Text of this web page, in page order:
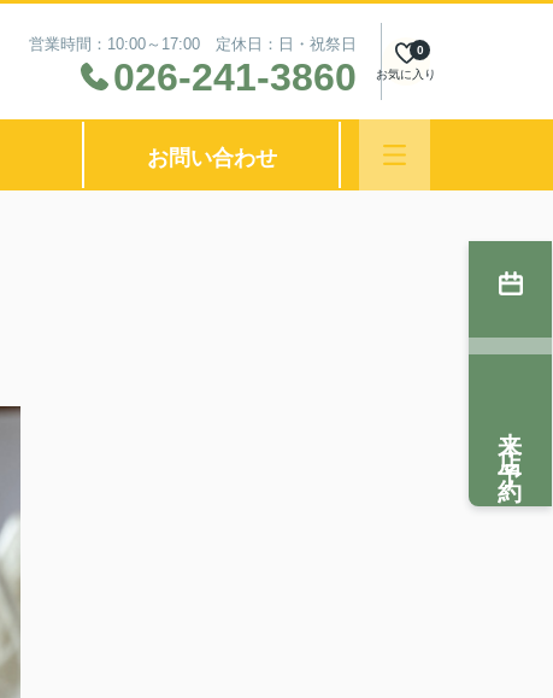
営業時間：10:00～17:00 定休日：日・祝祭日
026-241-3860 お気に入り
0
お問い合わせ
来店予約